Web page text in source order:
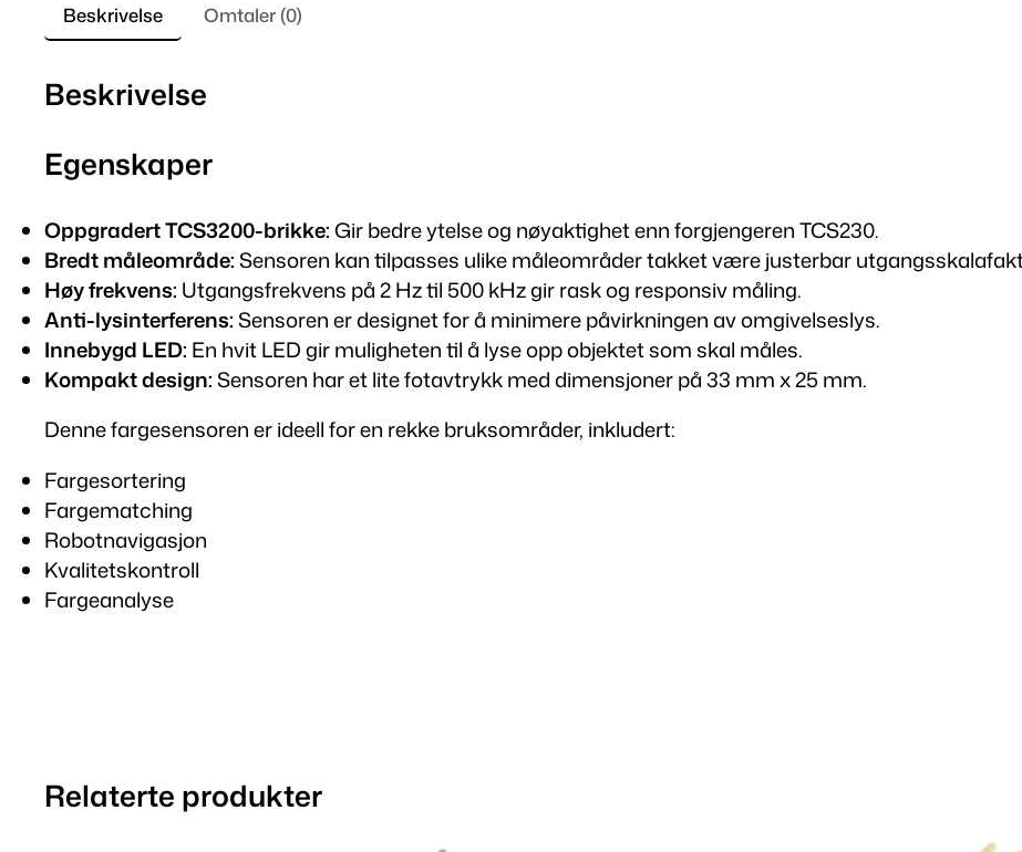
s
e
n
s
o
r
n
Beskrivelse Omtaler (0)
Beskrivelse
Egenskaper
Oppgradert TCS3200-brikke:Gir bedre ytelse og nøyaktighet enn forgjengeren TCS230.
Bredt måleområde:Sensoren kan tilpasses ulike måleområder takket være justerbar
Høy frekvens: Utgangsfrekvens på 2 Hz til 500 kHz gir rask og responsiv måling.
Anti-lysinterferens:Sensoren er designet for å minimere påvirkningen av omgivelseslys.
Innebygd LED: En hvit LED gir muligheten til å lyse opp objektet som skal måles.
Kompakt design:Sensoren har et lite fotavtrykk med dimensjoner på 33 mm x 25 mm.
Denne fargesensoren er ideell for en rekke bruksområder, inkludert:
Fargesortering
Fargematching
Robotnavigasjon
Kvalitetskontroll
Fargeanalyse
Relaterte produkter